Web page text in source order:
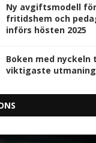
Ny avgiftsmodell
fritidshem och
införs hösten 2025
Boken med
viktigaste